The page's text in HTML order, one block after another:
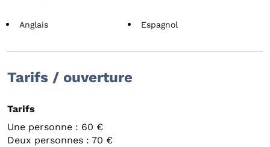
Anglais Espagnol
Tarifs / ouverture
Tarifs
Une personne : 60 €
Deux personnes : 70 €